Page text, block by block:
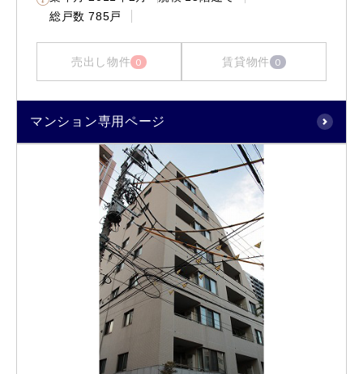
総戸数 785戸
売出し物件 0 賃貸物件 0
マンション専用ページ